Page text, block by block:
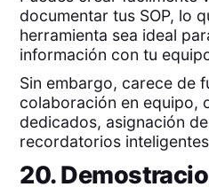
documentar tus SOP, lo
herramienta sea ideal
información con tu
Sin embargo, carece de
colaboración en equipo,
dedicados, asignación
recordatorios
20.